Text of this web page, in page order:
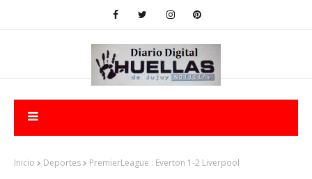
Inicio Deportes PremierLeague : Everton 1-2 Liverpool